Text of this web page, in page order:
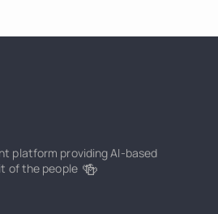
platform providing AI-based
of the people 🍻